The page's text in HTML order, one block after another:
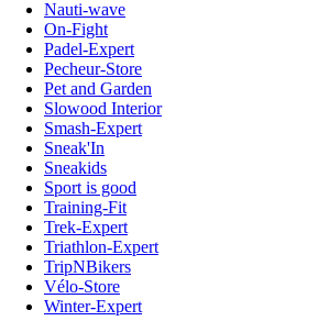
Nauti-wave
On-Fight
Padel-Expert
Pecheur-Store
Pet and Garden
Slowood Interior
Smash-Expert
Sneak'In
Sneakids
Sport is good
Training-Fit
Trek-Expert
Triathlon-Expert
TripNBikers
Vélo-Store
Winter-Expert